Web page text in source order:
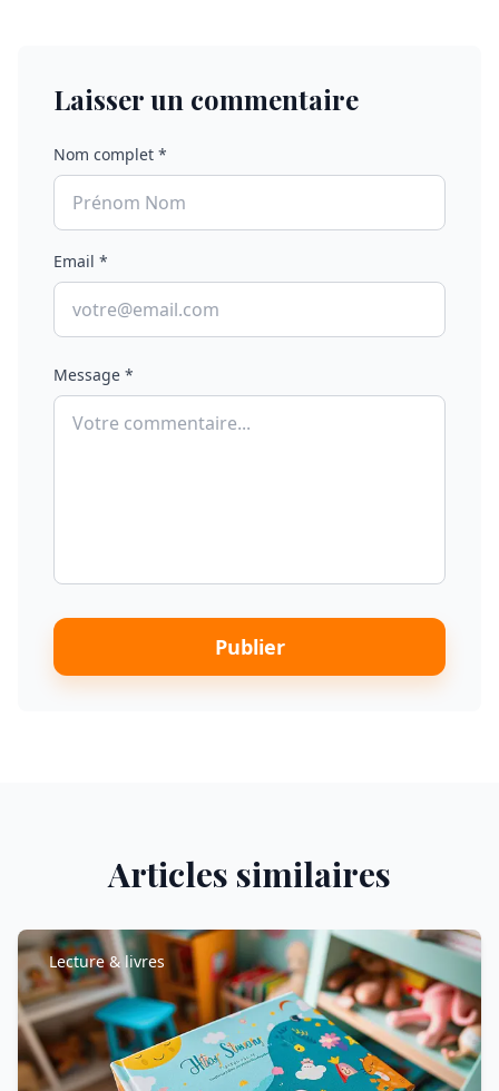
Laisser un commentaire
Nom complet *
Email *
Message *
Publier
Articles similaires
Lecture & livres